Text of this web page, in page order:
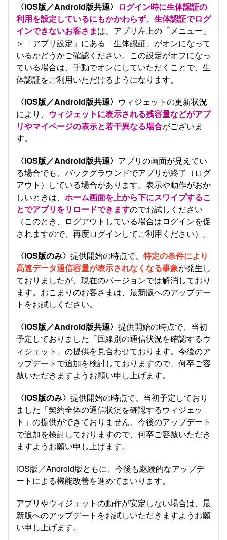
〈iOS版／Android版共通〉 ログイン時に生体認証の
利用を設定しているにもかかわらず、生体認証でログ
インできないお客さまは、アプリ左上の「メニュー」
＞「アプリ設定」にある「生体認証」がオンになって
いるかどうかご確認ください。この設定がオフになっ
ている場合は、手動でオンにしていただくことで、生
体認証をご利用いただけるようになります。
〈iOS版／Android版共通〉 ウィジェットの更新状況
により、 ウィジェットに表示される残容量などがアプ
リやマイページの表示と若干異なる場合がございま
す。
〈iOS版／Android版共通〉 アプリの画面が見えてい
る場合でも、バックグラウンドでアプリが終了（ログ
アウト）している場合があります。表示や動作がおか
しいときは、 ホーム画面を上から下にスワイプするこ
とでアプリをリロードできますのでお試しください
（このとき、ログアウトしている場合はログインを促
されますので、再度ログインしてご利用ください）。
〈iOS版のみ〉 提供開始の時点で、 特定の条件により
高速データ通信容量が表示されなくなる事象が発生し
ておりましたが、現在のバージョンでは解消しており
ます。おこまりのお客さまは、最新版へのアップデー
トをお試しください。
〈iOS版／Android版共通〉 提供開始の時点で、当初
予定しておりました「回線別の通信状況を確認するウ
ィジェット」の提供を見合わせております。今後のア
ップデートで追加を検討しておりますので、何卒ご容
赦いただきますようお願い申し上げます。
〈iOS版のみ〉 提供開始の時点で、当初予定しており
ました「契約全体の通信状況を確認するウィジェッ
ト」の提供ができておりません。今後のアップデート
で追加を検討しておりますので、何卒ご容赦いただき
ますようお願い申し上げます。
iOS版／Android版ともに、今後も継続的なアップデ
ートによる機能改善を進めてまいります。
アプリやウィジェットの動作が安定しない場合は、最
新版へのアップデートをお試しいただきますようお願
い申し上げます。